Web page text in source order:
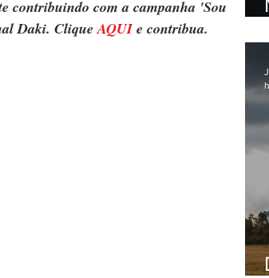
contribuindo com a campanha 'Sou
Daki. Clique AQUI e contribua.